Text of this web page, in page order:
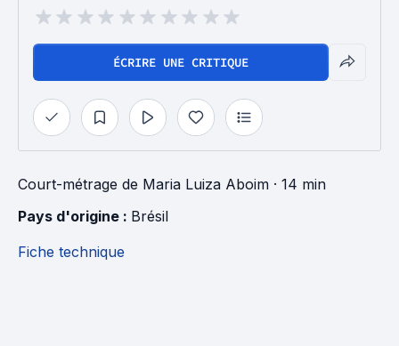
ÉCRIRE UNE CRITIQUE
Court-métrage de Maria Luiza Aboim · 14 min
Pays d'origine : Brésil
Fiche technique